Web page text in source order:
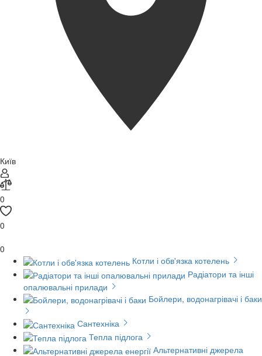
Київ
0
0
0
Котли і обв'язка котелень
Радіатори та інші
опалювальні прилади
Бойлери, водонагрівачі і баки
Сантехніка
Тепла підлога
Альтернативні джерела